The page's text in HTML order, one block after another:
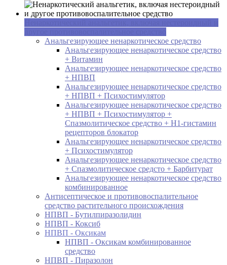
Анальгезирующее ненаркотическое средство
Анальгезирующее ненаркотическое средство
+ Витамин
Анальгезирующее ненаркотическое средство
+ НПВП
Анальгезирующее ненаркотическое средство
+ НПВП + Психостимулятор
Анальгезирующее ненаркотическое средство
+ НПВП + Психостимулятор +
Спазмолитическое средство + H1-гистамин
рецепторов блокатор
Анальгезирующее ненаркотическое средство
+ Психостимулятор
Анальгезирующее ненаркотическое средство
+ Спазмолитическое средсто + Барбитурат
Анальгезирующее ненаркотическое средство
комбинированное
Антисептическое и противовоспалительное
средство растительного происхождения
НПВП - Бутилпиразолидин
НПВП - Коксиб
НПВП - Оксикам
НПВП - Оксикам комбинированное
средство
НПВП - Пиразолон